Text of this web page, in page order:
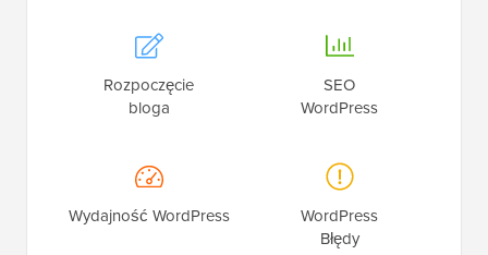
Rozpoczęcie
bloga
SEO
WordPress
Wydajność WordPress
WordPress
Błędy